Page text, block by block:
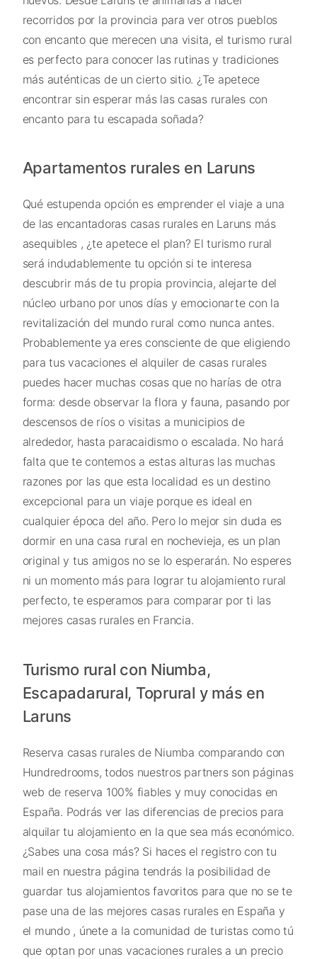
recorridos por la provincia para ver otros pueblos
con encanto que merecen una visita, el turismo rural
es perfecto para conocer las rutinas y tradiciones
más auténticas de un cierto sitio. ¿Te apetece
encontrar sin esperar más las casas rurales con
encanto para tu escapada soñada?
Apartamentos rurales en Laruns
Qué estupenda opción es emprender el viaje a una
de las encantadoras casas rurales en Laruns más
asequibles , ¿te apetece el plan? El turismo rural
será indudablemente tu opción si te interesa
descubrir más de tu propia provincia, alejarte del
núcleo urbano por unos días y emocionarte con la
revitalización del mundo rural como nunca antes.
Probablemente ya eres consciente de que eligiendo
para tus vacaciones el alquiler de casas rurales
puedes hacer muchas cosas que no harías de otra
forma: desde observar la flora y fauna, pasando por
descensos de ríos o visitas a municipios de
alrededor, hasta paracaidismo o escalada. No hará
falta que te contemos a estas alturas las muchas
razones por las que esta localidad es un destino
excepcional para un viaje porque es ideal en
cualquier época del año. Pero lo mejor sin duda es
dormir en una casa rural en nochevieja, es un plan
original y tus amigos no se lo esperarán. No esperes
ni un momento más para lograr tu alojamiento rural
perfecto, te esperamos para comparar por ti las
mejores casas rurales en Francia.
Turismo rural con Niumba,
Escapadarural, Toprural y más en
Laruns
Reserva casas rurales de Niumba comparando con
Hundredrooms, todos nuestros partners son páginas
web de reserva 100% fiables y muy conocidas en
España. Podrás ver las diferencias de precios para
alquilar tu alojamiento en la que sea más económico.
¿Sabes una cosa más? Si haces el registro con tu
mail en nuestra página tendrás la posibilidad de
guardar tus alojamientos favoritos para que no se te
pase una de las mejores casas rurales en España y
el mundo , únete a la comunidad de turistas como tú
que optan por unas vacaciones rurales a un precio